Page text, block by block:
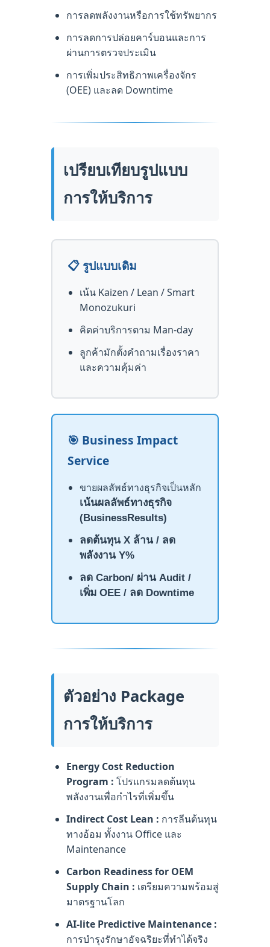
การลดพลังงานหรือการใช้ทรัพยากร
การลดการปล่อยคาร์บอนและการ
ผ่านการตรวจประเมิน
การเพิ่มประสิทธิภาพเครื่องจักร
(OEE) และลด Downtime
เปรียบเทียบรูปแบบ
การให้บริการ
📋 รูปแบบเดิม
เน้น Kaizen / Lean / Smart
Monozukuri
คิดค่าบริการตาม Man-day
ลูกค้ามักตั้งคำถามเรื่องราคา
และความคุ้มค่า
🎯 Business Impact
Service
ขายผลลัพธ์ทางธุรกิจเป็นหลัก
เน้นผลลัพธ์ทางธุรกิจ
(BusinessResults)
ลดต้นทุน X ล้าน / ลด
พลังงาน Y%
ลด Carbon/ ผ่าน Audit /
เพิ่ม OEE / ลด Downtime
ตัวอย่าง Package
การให้บริการ
Energy Cost Reduction
Program : โปรแกรมลดต้นทุน
พลังงานเพื่อกำไรที่เพิ่มขึ้น
Indirect Cost Lean : การลีนต้นทุน
ทางอ้อม ทั้งงาน Office และ
Maintenance
Carbon Readiness for OEM
Supply Chain : เตรียมความพร้อมสู่
มาตรฐานโลก
AI-lite Predictive Maintenance :
การบำรุงรักษาอัจฉริยะที่ทำได้จริง